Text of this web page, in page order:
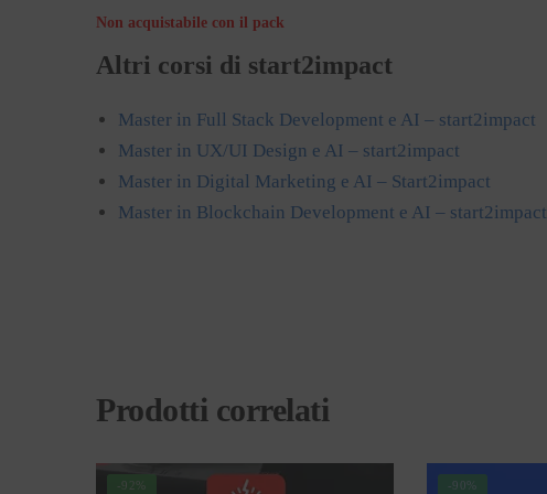
Non acquistabile con il pack
Altri corsi di start2impact
Master in Full Stack Development e AI – start2impact
Master in UX/UI Design e AI – start2impact
Master in Digital Marketing e AI – Start2impact
Master in Blockchain Development e AI – start2impact
Prodotti correlati
-92% -90%